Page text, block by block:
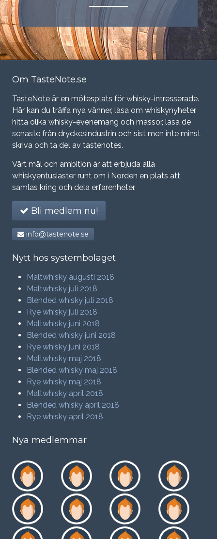
Om TasteNote.se
TasteNote är en mötesplats för whisky-intresserade.
Här kan du träffa nya vänner, läsa om whiskynyheter,
hitta olika whisky-evenemang och mässor, läsa de
senaste från dryckesindustrin och sist men inte minst
skriva och ta del av tastenotes.
Vårt mål och ambition är att erbjuda alla
whiskyentusiaster runt om i Norden en plats att
samlas kring och dela erfarenheter.
Bli medlem nu!
info@tastenote.se
Nytt hos systembolaget
Maltwhisky augusti 2018
Maltwhisky juli 2018
Blended whisky juli 2018
Rye whisky juli 2018
Maltwhisky juni 2018
Blended whisky juni 2018
Rye whisky juni 2018
Maltwhisky maj 2018
Blended whisky maj 2018
Rye whisky maj 2018
Maltwhisky april 2018
Blended whisky april 2018
Rye whisky april 2018
Nya medlemmar